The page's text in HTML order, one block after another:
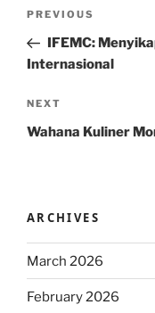
Previous
Post
PREVIOUS
IFEMC:
Internasional
Next
Post
NEXT
Wahana Kuliner
ARCHIVES
March 2026
February 2026